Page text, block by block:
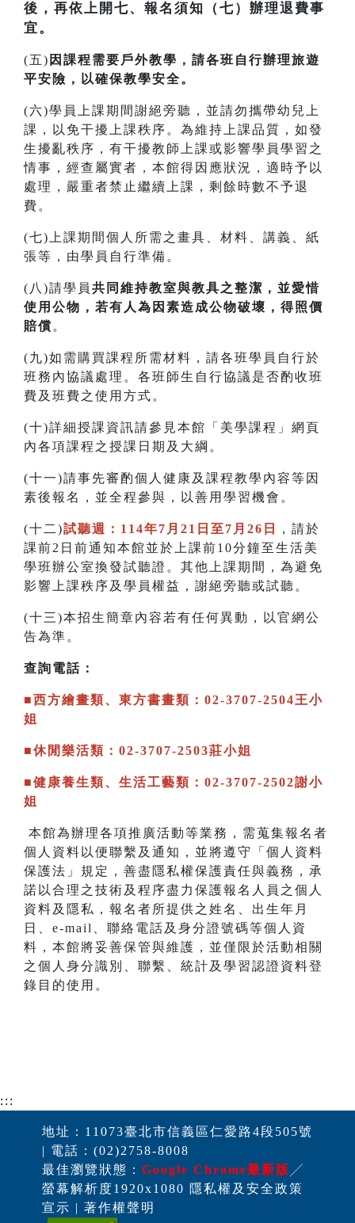
後，再依上開七、報名須知（七）辦理退費事
宜。
(五) 因課程需要戶外教學，請各班自行辦理旅遊
平安險，以確保教學安全。
(六)學員上課期間謝絕旁聽，並請勿攜帶幼兒上
課，以免干擾上課秩序。為維持上課品質，如發
生擾亂秩序，有干擾教師上課或影響學員學習之
情事，經查屬實者，本館得因應狀況，適時予以
處理，嚴重者禁止繼續上課，剩餘時數不予退
費。
(七)上課期間個人所需之畫具、材料、講義、紙
張等，由學員自行準備。
(八)請學員 共同維持教室與教具之整潔，並愛惜
使用公物，若有人為因素造成公物破壞，得照價
賠償 。
(九)如需購買課程所需材料，請各班學員自行於
班務內協議處理。各班師生自行協議是否酌收班
費及班費之使用方式。
(十)詳細授課資訊請參見本館「美學課程」網頁
內各項課程之授課日期及大綱。
(十一)請事先審酌個人健康及課程教學內容等因
素後報名，並全程參與，以善用學習機會。
(十二)試聽週：114年7月21日至7月26日
，請於
課前2日前通知本館並於上課前10分鐘至生活美
學班辦公室換發試聽證。其他上課期間，為避免
影響上課秩序及學員權益，謝絕旁聽或試聽。
(十三)本招生簡章內容若有任何異動，以官網公
告為準。
查詢電話：
■西方繪畫類、東方書畫類：02-3707-2504王小
姐
■休閒樂活類：02-3707-2503莊小姐
■健康養生類、生活工藝類：02-3707-2502謝小
姐
本館為辦理各項推廣活動等業務，需蒐集報名者
個人資料以便聯繫及通知，並將遵守「個人資料
保護法」規定，善盡隱私權保護責任與義務，承
諾以合理之技術及程序盡力保護報名人員之個人
資料及隱私，報名者所提供之姓名、出生年月
日、e-mail、聯絡電話及身分證號碼等個人資
料，本館將妥善保管與維護，並僅限於活動相關
之個人身分識別、聯繫、統計及學習認證資料登
錄目的使用。
:::
地址：11073臺北市信義區仁愛路4段505號
| 電話：(02)2758-8008
最佳瀏覽狀態： Google Chrome最新版 ╱
螢幕解析度1920x1080 隱私權及安全政策
宣示 | 著作權聲明